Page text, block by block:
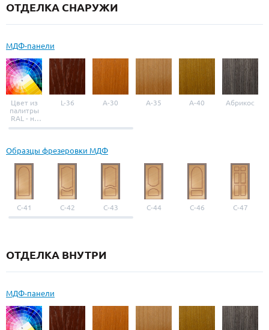
ОТДЕЛКА СНАРУЖИ
МДФ-панели
Цвет из
палитры
RAL - на
выбор
L-36 A-30 A-35 A-40 Абрикос
Образцы фрезеровки МДФ
С-41 С-42 С-43 С-44 С-46 С-47
ОТДЕЛКА ВНУТРИ
МДФ-панели